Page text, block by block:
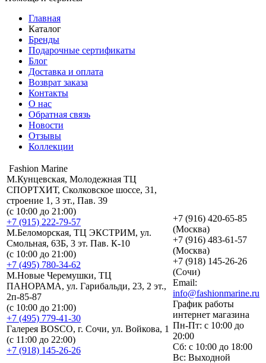
Главная
Каталог
Бренды
Подарочные сертификаты
Блог
Доставка и оплата
Возврат заказа
Контакты
О нас
Обратная связь
Новости
Отзывы
Коллекции
Fashion Marine
М.Кунцевская, Молодежная ТЦ
СПОРТХИТ, Сколковское шоссе, 31,
строение 1, 3 эт., Пав. 39
(с 10:00 до 21:00)
+7 (915) 222-79-57
М.Беломорская, ТЦ ЭКСТРИМ, ул.
Смольная, 63Б, 3 эт. Пав. К-10
(с 10:00 до 21:00)
+7 (495) 780-34-62
М.Новые Черемушки, ТЦ
ПАНОРАМА, ул. Гарибальди, 23, 2 эт.,
2п-85-87
(с 10:00 до 21:00)
+7 (495) 779-41-30
Галерея BOSCO, г. Сочи, ул. Войкова, 1
(с 11:00 до 22:00)
+7 (918) 145-26-26
+7 (916) 420-65-85
(Москва)
+7 (916) 483-61-57
(Москва)
+7 (918) 145-26-26
(Сочи)
Email:
info@fashionmarine.ru
График работы
интернет магазина
Пн-Пт: с 10:00 до
20:00
Сб: с 10:00 до 18:00
Вс: Выходной